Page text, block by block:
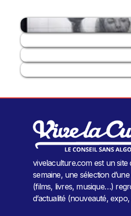
vivelaculture.com est un
semaine, une sélection
(films, livres, musique…)
d’actualité (nouveauté,